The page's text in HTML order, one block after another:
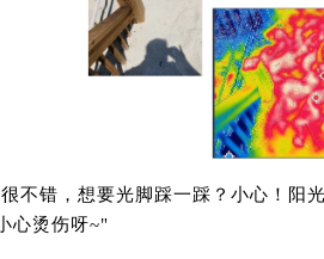
错，想要光脚踩一踩？小心！阳光
心烫伤呀~"